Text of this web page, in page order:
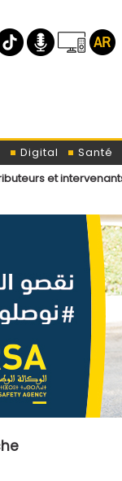
Digital Santé
de L’ODJ Média